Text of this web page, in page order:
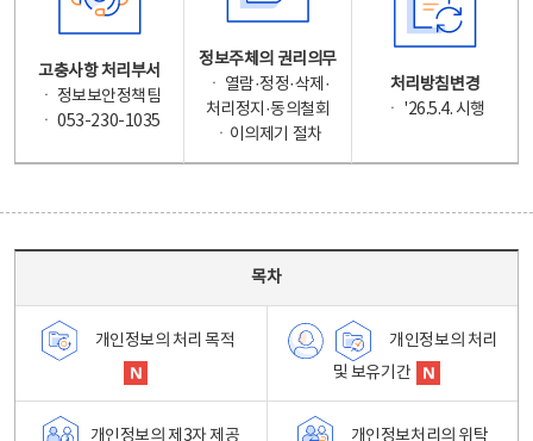
고충사항 처리부서
ㆍ 정보보안정책팀
ㆍ 053-230-1035
정보주체의 권리의무
ㆍ 열람·정정·삭제·
처리정지·동의철회
ㆍ이의제기 절차
처리방침변경
ㆍ '26.5.4. 시행
목차
개인정보의 처리 목적
개인정보의 처리
및 보유기간
개인정보의 제3자 제공 개인정보처리의 위탁